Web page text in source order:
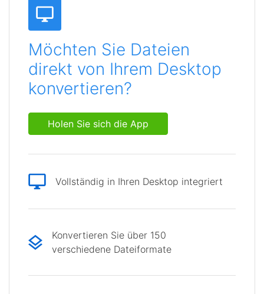
Möchten Sie Dateien
direkt von Ihrem Desktop
konvertieren?
Holen Sie sich die App
Vollständig in Ihren Desktop integriert
Konvertieren Sie über 150
verschiedene Dateiformate